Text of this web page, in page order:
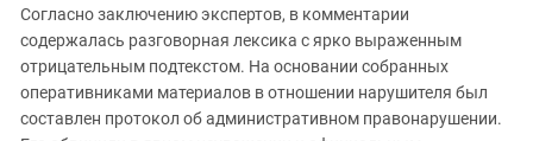
Согласно заключению экспертов, в комментарии
содержалась разговорная лексика с ярко выраженным
отрицательным подтекстом. На основании собранных
оперативниками материалов в отношении нарушителя был
составлен протокол об административном правонарушении.